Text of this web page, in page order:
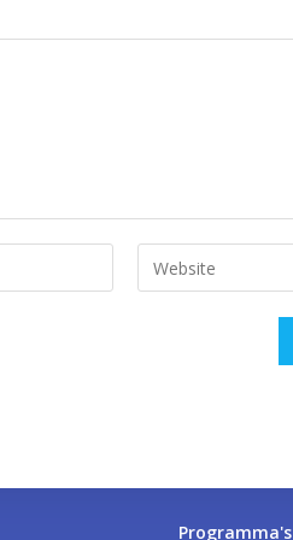
Programma's